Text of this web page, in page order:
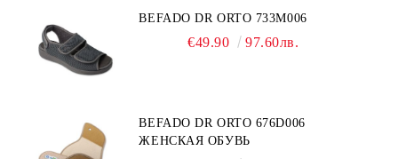
BEFADO DR ORTO 733M006
€49.90 97.60лв.
BEFADO DR ORTO 676D006
ЖЕНСКАЯ ОБУВЬ